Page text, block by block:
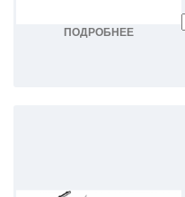
ПОДРОБНЕЕ